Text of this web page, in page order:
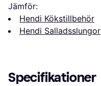
Jämför:
Hendi Kökstillbehör
Hendi Salladsslungor
Specifikationer